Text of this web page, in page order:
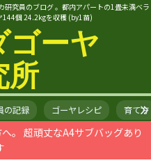
究員のブログ 。都内アパートの1畳未満ベラ
144個 24.2kgを収穫 (by1苗)
ゴーヤ
所
の記録 ゴーヤレシピ 育て方
。 超頑丈なA4サブバッグあり